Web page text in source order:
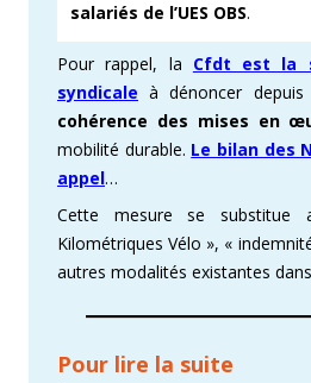
salariés de l’UES OBS.
Pour rappel, la Cfdt est la
syndicale à dénoncer depuis
cohérence des mises en
mobilité durable. Le bilan des
appel…
Cette mesure se substitue
Kilométriques Vélo », «
autres modalités existantes
Pour lire la suite